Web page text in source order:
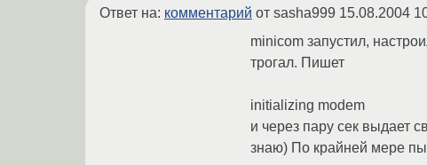
Ответ на: комментарий от sasha999 15.08.2004
minicom запустил,
трогал. Пишет
initializing modem
и через пару сек выдает
знаю) По крайней мере